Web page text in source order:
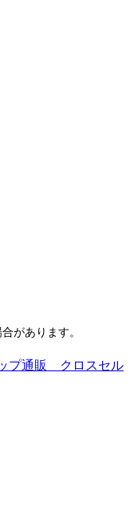
があります。